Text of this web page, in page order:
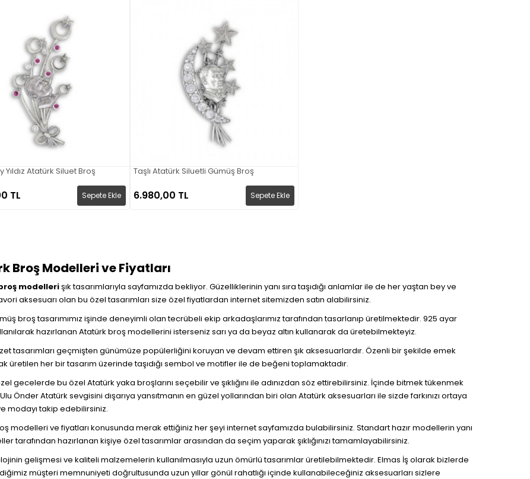
Yıldız Atatürk Siluet Broş
TL Sepete Ekle
Taşlı Atatürk Siluetli Gümüş Broş
6.980,00 TL Sepete Ekle
Broş Modelleri ve Fiyatları
modellerişık tasarımlarıyla sayfamızda bekliyor. Güzelliklerinin yanı sıra taşıdığı anlamlar ile de her yaştan bey ve
aksesuarı olan bu özel tasarımları size özel fiyatlardan internet sitemizden satın alabilirsiniz.
broş tasarımımız işinde deneyimli olan tecrübeli ekip arkadaşlarımız tarafından tasarlanıp üretilmektedir. 925 ayar
hazırlanan Atatürk broş modellerini isterseniz sarı ya da beyaz altın kullanarak da üretebilmekteyiz.
tasarımları geçmişten günümüze popülerliğini koruyan ve devam ettiren şık aksesuarlardır. Özenli bir şekilde emek
üretilen her bir tasarım üzerinde taşıdığı sembol ve motifler ile de beğeni toplamaktadır.
gecelerde bu özel Atatürk yaka broşlarını seçebilir ve şıklığını ile adınızdan söz ettirebilirsiniz. İçinde bitmek tükenmek
Önder Atatürk sevgisini dışarıya yansıtmanın en güzel yollarından biri olan Atatürk aksesuarları ile sizde farkınızı ortaya
modayı takip edebilirsiniz.
modelleri ve fiyatları konusunda merak ettiğiniz her şeyi internet sayfamızda bulabilirsiniz. Standart hazır modellerin yanı
tarafından hazırlanan kişiye özel tasarımlar arasından da seçim yaparak şıklığınızı tamamlayabilirsiniz.
gelişmesi ve kaliteli malzemelerin kullanılmasıyla uzun ömürlü tasarımlar üretilebilmektedir. Elmas İş olarak bizlerde
müşteri memnuniyeti doğrultusunda uzun yıllar gönül rahatlığı içinde kullanabileceğiniz aksesuarları sizlere